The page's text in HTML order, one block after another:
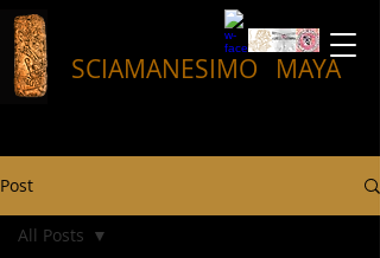
SCIAMANESIMO MAYA
Post
All Posts